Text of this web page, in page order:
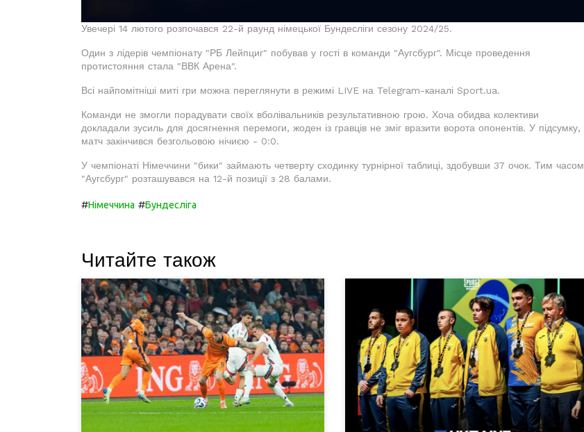
Увечері 14 лютого розпочався 22-й раунд німецької Бундесліги сезону 2024/25.
Один з лідерів чемпіонату "РБ Лейпциг" побував у гості в команди "Аугсбург". Місце проведення
протистояння стала "ВВК Арена".
Всі найпомітніші миті гри можна переглянути в режимі LIVE на Telegram-каналі Sport.ua.
Команди не змогли порадувати своїх вболівальників результативною грою. Хоча обидва колективи
докладали зусиль для досягнення перемоги, жоден із гравців не зміг вразити ворота опонентів. У підсумку,
матч закінчився безгольовою нічиєю - 0:0.
У чемпіонаті Німеччини "бики" займають четверту сходинку турнірної таблиці, здобувши 37 очок. Тим часом
"Аугсбург" розташувався на 12-й позиції з 28 балами.
#Німеччина #Бундесліга
Читайте також